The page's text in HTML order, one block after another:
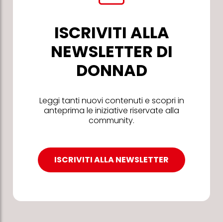
ISCRIVITI ALLA
NEWSLETTER DI
DONNAD
Leggi tanti nuovi contenuti e scopri in
anteprima le iniziative riservate alla
community.
ISCRIVITI ALLA NEWSLETTER